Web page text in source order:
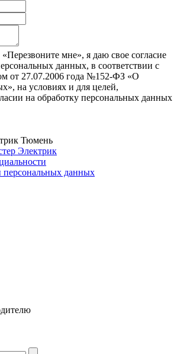
мне», я даю свое согласие
данных, в соответствии с
от 27.07.2006 года №152-ФЗ «О
на условиях и для целей,
на обработку персональных данных
Тюмень
Электрик
персональных данных